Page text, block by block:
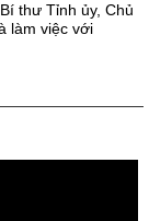
thư Tỉnh ủy, Chủ
làm việc với